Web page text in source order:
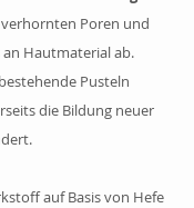
Poren und
Hautmaterial ab.
Pusteln
die Bildung neuer
auf Basis von Hefe